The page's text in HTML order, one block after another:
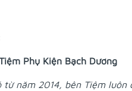
Phụ Kiện Bạch Dương
từ năm 2014, bên Tiệm